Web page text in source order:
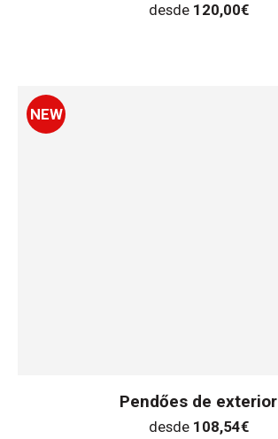
desde 120,00€
NEW
Pendőes de exterior
desde 108,54€